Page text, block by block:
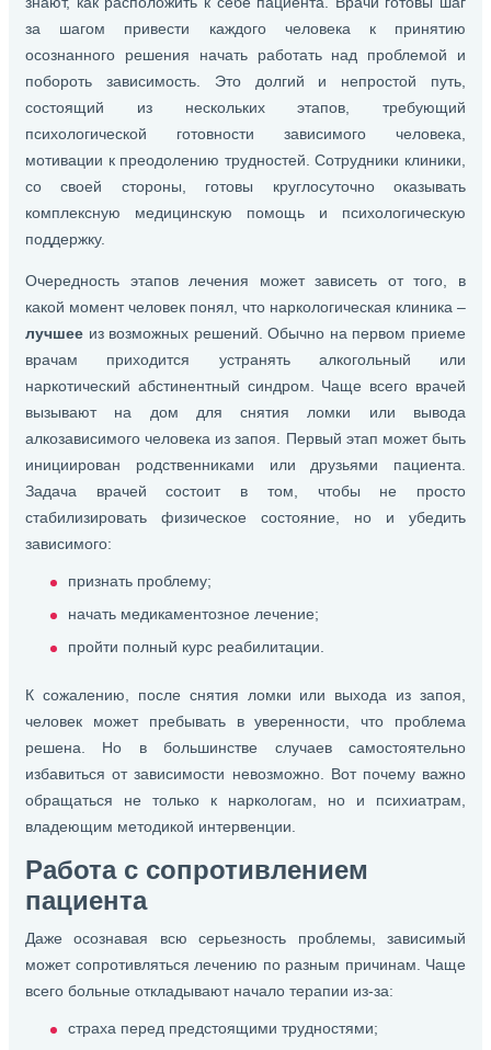
за шагом привести каждого человека к принятию
осознанного решения начать работать над проблемой и
побороть зависимость. Это долгий и непростой путь,
состоящий из нескольких этапов, требующий
психологической готовности зависимого человека,
мотивации к преодолению трудностей. Сотрудники клиники,
со своей стороны, готовы круглосуточно оказывать
комплексную медицинскую помощь и психологическую
поддержку.
Очередность этапов лечения может зависеть от того, в
какой момент человек понял, что наркологическая клиника –
лучшее из возможных решений. Обычно на первом приеме
врачам приходится устранять алкогольный или
наркотический абстинентный синдром. Чаще всего врачей
вызывают на дом для снятия ломки или вывода
алкозависимого человека из запоя. Первый этап может быть
инициирован родственниками или друзьями пациента.
Задача врачей состоит в том, чтобы не просто
стабилизировать физическое состояние, но и убедить
зависимого:
признать проблему;
начать медикаментозное лечение;
пройти полный курс реабилитации.
К сожалению, после снятия ломки или выхода из запоя,
человек может пребывать в уверенности, что проблема
решена. Но в большинстве случаев самостоятельно
избавиться от зависимости невозможно. Вот почему важно
обращаться не только к наркологам, но и психиатрам,
владеющим методикой интервенции.
Работа с сопротивлением
пациента
Даже осознавая всю серьезность проблемы, зависимый
может сопротивляться лечению по разным причинам. Чаще
всего больные откладывают начало терапии из-за:
страха перед предстоящими трудностями;